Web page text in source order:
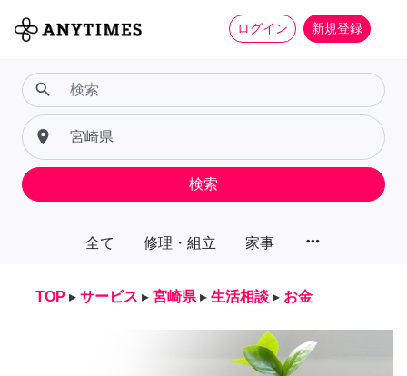
ログイン 新規登録
全て 修理・組立 家事 more_horiz
search
place
検索
TOP ▸ サービス ▸ 宮崎県 ▸ 生活相談 ▸ お金